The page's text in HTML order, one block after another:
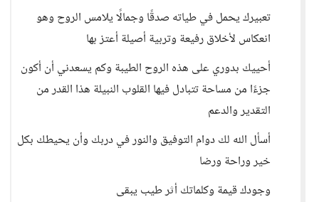
تعبيرك يحمل في طياته صدقًا وجمالًا يلامس الروح وهو
انعكاس لأخلاق رفيعة وتربية أصيلة أعتز بها
أحييك بدوري على هذه الروح الطيبة وكم يسعدني أن أكون
جزءًا من مساحة تتبادل فيها القلوب النبيلة هذا القدر من
التقدير والدعم
أسأل الله لك دوام التوفيق والنور في دربك وأن يحيطك بكل
خير وراحة ورضا
وجودك قيمة وكلماتك أثر طيب يبقى